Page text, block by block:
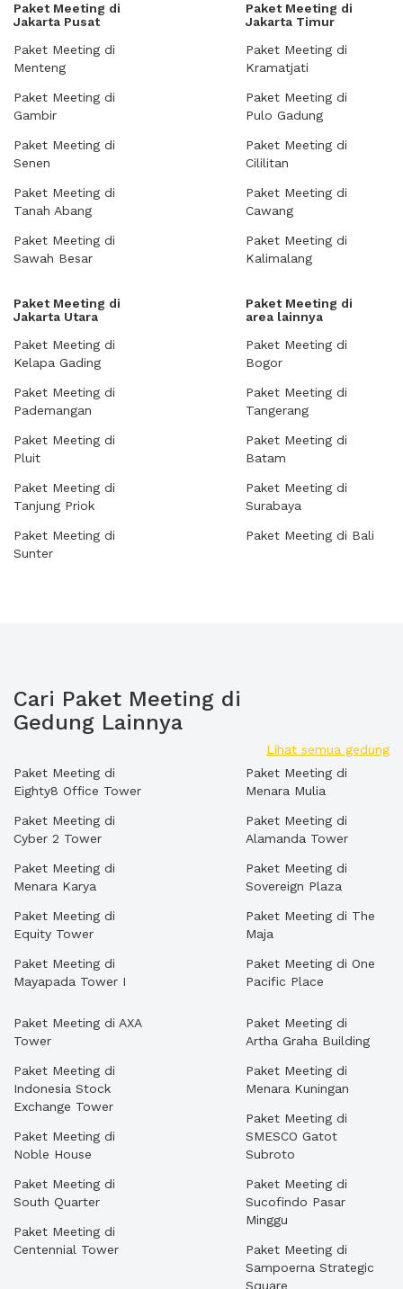
Paket Meeting di
Jakarta Pusat
Paket Meeting di
Menteng
Paket Meeting di
Gambir
Paket Meeting di
Senen
Paket Meeting di
Tanah Abang
Paket Meeting di
Sawah Besar
Paket Meeting di
Jakarta Timur
Paket Meeting di
Kramatjati
Paket Meeting di
Pulo Gadung
Paket Meeting di
Cililitan
Paket Meeting di
Cawang
Paket Meeting di
Kalimalang
Paket Meeting di
Jakarta Utara
Paket Meeting di
Kelapa Gading
Paket Meeting di
Pademangan
Paket Meeting di
Pluit
Paket Meeting di
Tanjung Priok
Paket Meeting di
Sunter
Paket Meeting di
area lainnya
Paket Meeting di
Bogor
Paket Meeting di
Tangerang
Paket Meeting di
Batam
Paket Meeting di
Surabaya
Paket Meeting di Bali
Cari Paket Meeting di
Gedung Lainnya
Lihat semua gedung
Paket Meeting di
Eighty8 Office Tower
Paket Meeting di
Cyber 2 Tower
Paket Meeting di
Menara Karya
Paket Meeting di
Equity Tower
Paket Meeting di
Mayapada Tower I
Paket Meeting di
Menara Mulia
Paket Meeting di
Alamanda Tower
Paket Meeting di
Sovereign Plaza
Paket Meeting di The
Maja
Paket Meeting di One
Pacific Place
Paket Meeting di AXA
Tower
Paket Meeting di
Indonesia Stock
Exchange Tower
Paket Meeting di
Noble House
Paket Meeting di
South Quarter
Paket Meeting di
Centennial Tower
Paket Meeting di
Artha Graha Building
Paket Meeting di
Menara Kuningan
Paket Meeting di
SMESCO Gatot
Subroto
Paket Meeting di
Sucofindo Pasar
Minggu
Paket Meeting di
Sampoerna Strategic
Square